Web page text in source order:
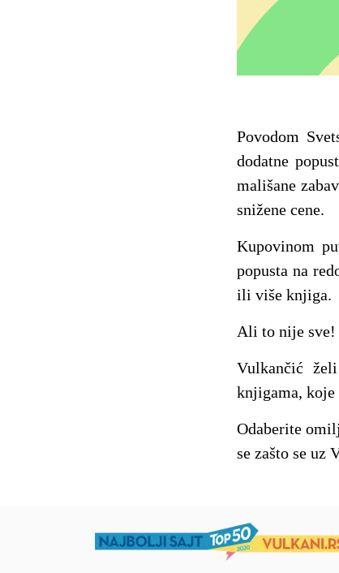
Povodom
dodatne
mališane
snižene cene.
Kupovinom
popusta na
ili više knjiga.
Ali to nije sve!
Vulkančić
knjigama,
Odaberite
se zašto se uz